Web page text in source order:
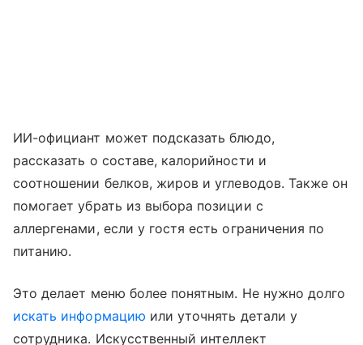
ИИ-официант может подсказать блюдо,
рассказать о составе, калорийности и
соотношении белков, жиров и углеводов. Также он
помогает убрать из выбора позиции с
аллергенами, если у гостя есть ограничения по
питанию.
Это делает меню более понятным. Не нужно долго
искать информацию или уточнять детали у
сотрудника. Искусственный интеллект